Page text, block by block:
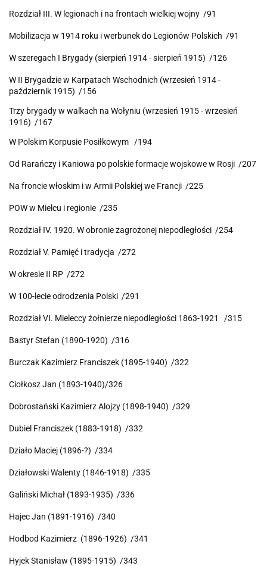
Rozdział III. W legionach i na frontach wielkiej wojny /91
Mobilizacja w 1914 roku i werbunek do Legionów Polskich /91
W szeregach I Brygady (sierpień 1914 - sierpień 1915) /126
W II Brygadzie w Karpatach Wschodnich (wrzesień 1914 -
październik 1915) /156
Trzy brygady w walkach na Wołyniu (wrzesień 1915 - wrzesień
1916) /167
W Polskim Korpusie Posiłkowym /194
Od Rarańczy i Kaniowa po polskie formacje wojskowe w Rosji /207
Na froncie włoskim i w Armii Polskiej we Francji /225
POW w Mielcu i regionie /235
Rozdział IV. 1920. W obronie zagrożonej niepodległości /254
Rozdział V. Pamięć i tradycja /272
W okresie II RP /272
W 100-lecie odrodzenia Polski /291
Rozdział VI. Mieleccy żołnierze niepodległości 1863-1921 /315
Bastyr Stefan (1890-1920) /316
Burczak Kazimierz Franciszek (1895-1940) /322
Ciołkosz Jan (1893-1940)/326
Dobrostański Kazimierz Alojzy (1898-1940) /329
Dubiel Franciszek (1883-1918) /332
Działo Maciej (1896-?) /334
Działowski Walenty (1846-1918) /335
Galiński Michał (1893-1935) /336
Hajec Jan (1891-1916) /340
Hodbod Kazimierz (1896-1926) /341
Hyjek Stanisław (1895-1915) /343